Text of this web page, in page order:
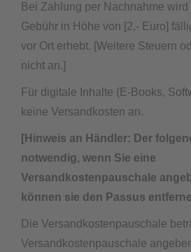
Bei Zahlung per Nachnahme
Gebühr in Höhe von [2,- Euro]
vor Ort erhebt. [Weitere Steuern
nicht an.]
Für digitale Inhalte (E-Books,
keine Versandkosten an.
[Hinweis an Händler: Der
notwendig, wenn Sie eine
Versandkostenpauschale
können sie den Passus
Die Versandkostenpauschale
Versandkostenpauschale